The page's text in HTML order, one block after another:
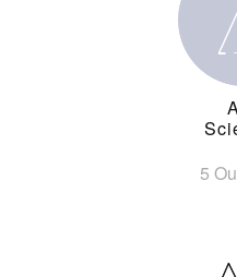
5